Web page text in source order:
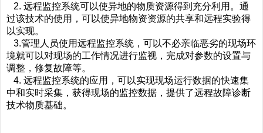
2. 远程监控系统可以使异地的物质资源得到充分利用。通
过该技术的使用，可以使异地物资资源的共享和远程实验得
以实现。
3.管理人员使用远程监控系统，可以不必亲临恶劣的现场环
境就可以对现场的工作情况进行监视，完成对参数的设置与
调整，修复故障等。
4. 远程监控系统的应用，可以实现现场运行数据的快速集
中和实时采集，获得现场的监控数据，提供了远程故障诊断
技术物质基础。